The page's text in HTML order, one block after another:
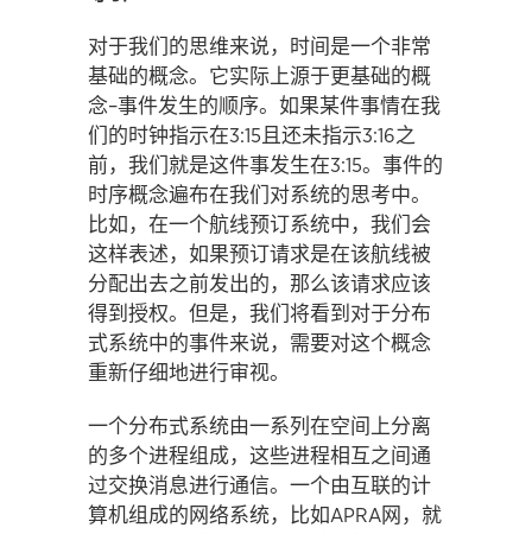
对于我们的思维来说，时间是一个非常
基础的概念。它实际上源于更基础的概
念–事件发生的顺序。如果某件事情在我
们的时钟指示在3:15且还未指示3:16之
前，我们就是这件事发生在3:15。事件的
时序概念遍布在我们对系统的思考中。
比如，在一个航线预订系统中，我们会
这样表述，如果预订请求是在该航线被
分配出去之前发出的，那么该请求应该
得到授权。但是，我们将看到对于分布
式系统中的事件来说，需要对这个概念
重新仔细地进行审视。
一个分布式系统由一系列在空间上分离
的多个进程组成，这些进程相互之间通
过交换消息进行通信。一个由互联的计
算机组成的网络系统，比如APRA网，就